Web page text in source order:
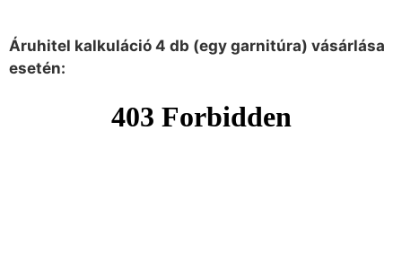
Áruhitel kalkuláció 4 db (egy garnitúra) vásárlása
esetén: